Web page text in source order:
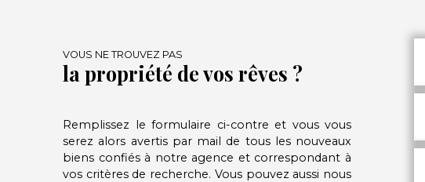
VOUS NE TROUVEZ PAS
la propriété de vos rêves ?
Remplissez le formulaire ci-contre et vous vous
serez alors avertis par mail de tous les nouveaux
biens confiés à notre agence et correspondant à
vos critères de recherche. Vous pouvez aussi nous